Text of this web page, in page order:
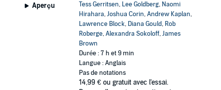
Aperçu
Tess Gerritsen, Lee Goldberg, Naomi
Hirahara,Joshua Corin,Andrew Kaplan,
Lawrence Block, Diana Gould, Rob
Roberge,Alexandra Sokoloff,James
Brown
Durée : 7 h et 9 min
Langue : Anglais
Pas de notations
14,99 € ou gratuit avec l'essai.